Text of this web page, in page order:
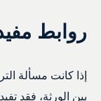
روابط
إذا كانت مسألة
بين الورثة، فقد